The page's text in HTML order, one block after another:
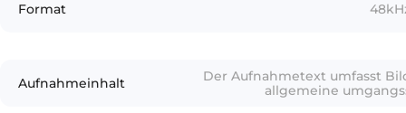
Format
Aufnahmeinhalt
Der Aufnahmetext umfasst
allgemeine